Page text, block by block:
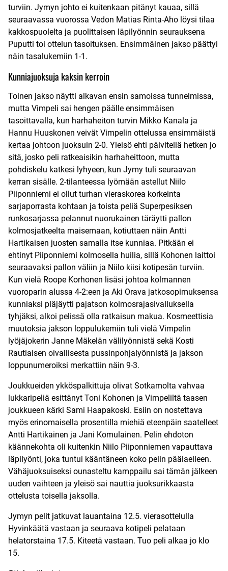
turviin. Jymyn johto ei kuitenkaan pitänyt kauaa, sillä
seuraavassa vuorossa Vedon Matias Rinta-Aho löysi tilaa
kakkospuolelta ja puolittaisen läpilyönnin seurauksena
Puputti toi ottelun tasoituksen. Ensimmäinen jakso päättyi
näin tasalukemiin 1-1.
Kunniajuoksuja kaksin kerroin
Toinen jakso näytti alkavan ensin samoissa tunnelmissa,
mutta Vimpeli sai hengen päälle ensimmäisen
tasoittavalla, kun harhaheiton turvin Mikko Kanala ja
Hannu Huuskonen veivät Vimpelin ottelussa ensimmäistä
kertaa johtoon juoksuin 2-0. Yleisö ehti päivitellä hetken jo
sitä, josko peli ratkeaisikin harhaheittoon, mutta
pohdiskelu katkesi lyhyeen, kun Jymy tuli seuraavan
kerran sisälle. 2-tilanteessa lyömään astellut Niilo
Piiponniemi ei ollut turhan vieraskorea korkeinta
sarjaporrasta kohtaan ja toista peliä Superpesiksen
runkosarjassa pelannut nuorukainen täräytti pallon
kolmosjatkeelta maisemaan, kotiuttaen näin Antti
Hartikaisen juosten samalla itse kunniaa. Pitkään ei
ehtinyt Piiponniemi kolmosella huilia, sillä Kohonen laittoi
seuraavaksi pallon väliin ja Niilo kiisi kotipesän turviin.
Kun vielä Roope Korhonen lisäsi johtoa kolmannen
vuoroparin alussa 4-2:een ja Aki Orava jatkosopimuksensa
kunniaksi pläjäytti pajatson kolmosrajasivalluksella
tyhjäksi, alkoi pelissä olla ratkaisun makua. Kosmeettisia
muutoksia jakson loppulukemiin tuli vielä Vimpelin
lyöjäjokerin Janne Mäkelän välilyönnistä sekä Kosti
Rautiaisen oivallisesta pussinpohjalyönnistä ja jakson
loppunumeroiksi merkattiin näin 9-3.
Joukkueiden ykköspalkittuja olivat Sotkamolta vahvaa
lukkaripeliä esittänyt Toni Kohonen ja Vimpeliltä taasen
joukkueen kärki Sami Haapakoski. Esiin on nostettava
myös erinomaisella prosentilla miehiä eteenpäin saatelleet
Antti Hartikainen ja Jani Komulainen. Pelin ehdoton
käännekohta oli kuitenkin Niilo Piiponniemen vapauttava
läpilyönti, joka tuntui kääntäneen koko pelin päälaelleen.
Vähäjuoksuiseksi ounasteltu kamppailu sai tämän jälkeen
uuden vaihteen ja yleisö sai nauttia juoksurikkaasta
ottelusta toisella jaksolla.
Jymyn pelit jatkuvat lauantaina 12.5. vierasottelulla
Hyvinkäätä vastaan ja seuraava kotipeli pelataan
helatorstaina 17.5. Kiteetä vastaan. Tuo peli alkaa jo klo
15.